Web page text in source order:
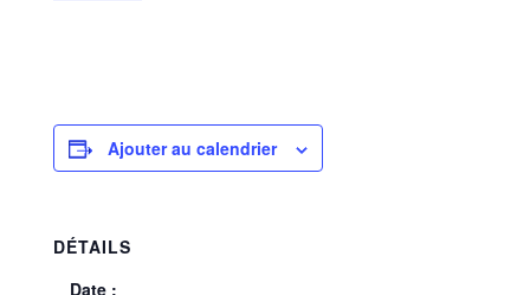
Ajouter au calendrier
DÉTAILS
Date :